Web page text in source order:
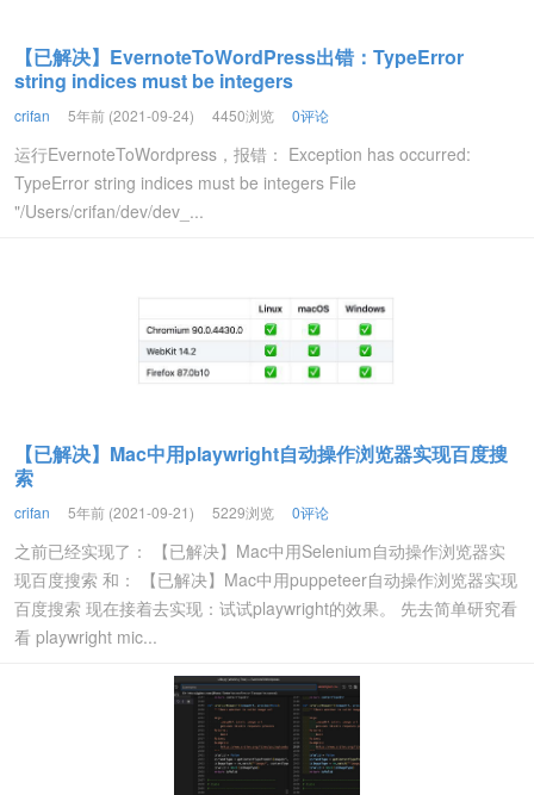
【已解决】EvernoteToWordPress出错：TypeError
string indices must be integers
crifan 5年前 (2021-09-24) 4450浏览 0评论
运行EvernoteToWordpress，报错： Exception has occurred:
TypeError string indices must be integers File
"/Users/crifan/dev/dev_...
【已解决】Mac中用playwright自动操作浏览器实现百度搜
索
crifan 5年前 (2021-09-21) 5229浏览 0评论
之前已经实现了： 【已解决】Mac中用Selenium自动操作浏览器实
现百度搜索 和： 【已解决】Mac中用puppeteer自动操作浏览器实现
百度搜索 现在接着去实现：试试playwright的效果。 先去简单研究看
看 playwright mic...